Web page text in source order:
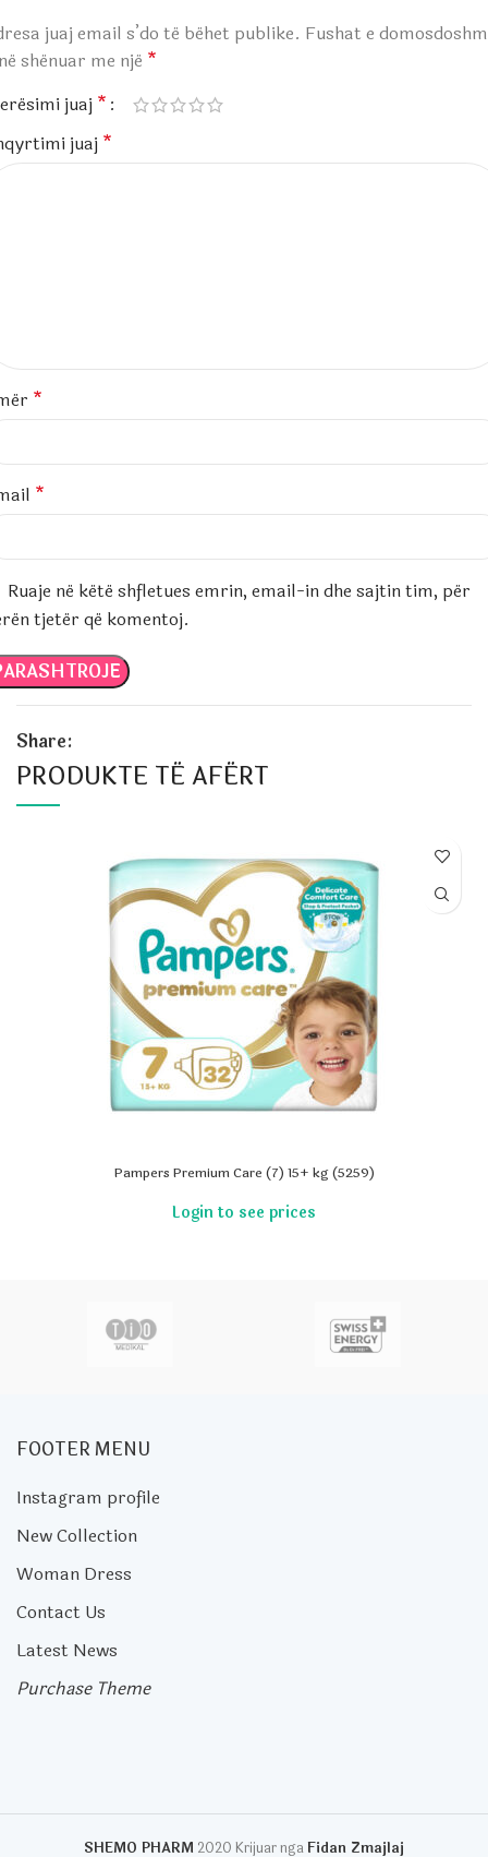
juaj email s’do të bëhet publike. Fushat e
shënuar me një *
juaj *
juaj *
*
*
Ruaje në këtë shfletues emrin, email-in dhe sajtin tim, për
tjetër që komentoj.
Share:
PRODUKTE TË AFËRT
Pampers Premium Care (7) 15+ kg (5259)
FOOTER MENU
Instagram profile
New Collection
Woman Dress
Contact Us
Latest News
Purchase Theme
SHEMO PHARM 2020 Krijuar ngaFidan Zmajlaj